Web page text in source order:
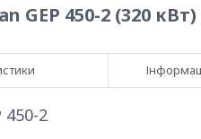
GEP 450-2 (320 кВт)
2